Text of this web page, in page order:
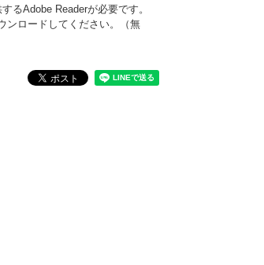
るAdobe Readerが必要です。
ンロードしてください。（無